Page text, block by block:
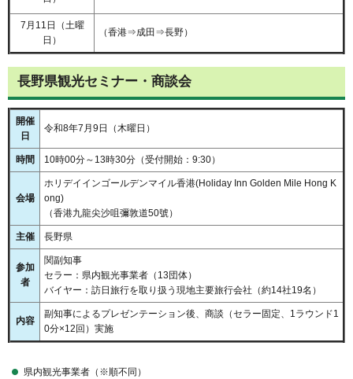
7月11日（土曜
日）
（香港⇒成田⇒長野）
長野県観光セミナー・商談会
開催
日
令和8年7月9日（木曜日）
時間 10時00分～13時30分（受付開始：9:30）
会場
ホリデイインゴールデンマイル香港(Holiday Inn Golden Mile Hong K
ong)
（香港九龍尖沙咀彌敦道50號）
主催 長野県
参加
者
関副知事
セラー：県内観光事業者（13団体）
バイヤー：訪日旅行を取り扱う現地主要旅行会社（約14社19名）
内容
副知事によるプレゼンテーション後、商談（セラー固定、1ラウンド1
0分×12回）実施
県内観光事業者（※順不同）